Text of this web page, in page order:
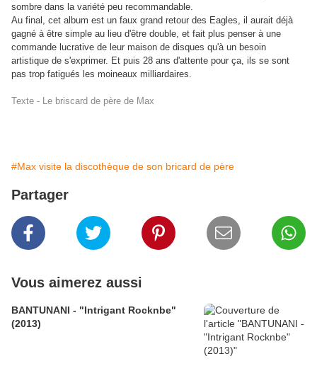
sombre dans la variété peu recommandable.
Au final, cet album est un faux grand retour des Eagles, il aurait déjà
gagné à être simple au lieu d'être double, et fait plus penser à une
commande lucrative de leur maison de disques qu'à un besoin
artistique de s'exprimer. Et puis 28 ans d'attente pour ça, ils se sont
pas trop fatigués les moineaux milliardaires.
Texte - Le briscard de père de Max
#Max visite la discothèque de son bricard de père
Partager
Vous aimerez aussi
BANTUNANI - "Intrigant Rocknbe"
(2013)